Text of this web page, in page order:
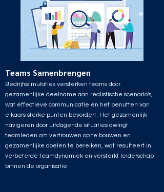
Teams Samenbrengen
Bedrijfssimulaties versterken teams door
gezamenlijke deelname aan realistische scenario's,
wat effectieve communicatie en het benutten van
elkaars sterke punten bevordert. Het gezamenlijk
navigeren door uitdagende situaties dwingt
teamleden om vertrouwen op te bouwen en
gezamenlijke doelen te bereiken, wat resulteert in
verbeterde teamdynamiek en versterkt leiderschap
binnen de organisatie.